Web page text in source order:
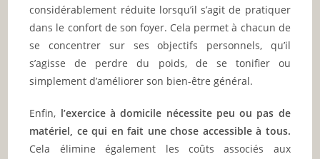
considérablement réduite lorsqu’il s’agit de pratiquer
dans le confort de son foyer. Cela permet à chacun de
se concentrer sur ses objectifs personnels, qu’il
s’agisse de perdre du poids, de se tonifier ou
simplement d’améliorer son bien-être général.
Enfin, l’exercice à domicile nécessite peu ou pas de
matériel, ce qui en fait une chose accessible à tous.
Cela élimine également les coûts associés aux